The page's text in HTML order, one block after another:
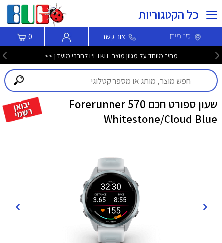
כל הקטגוריות
סניפים צור קשר 0
מחיר מיוחד על מגוון מוצרי PETKIT לחברי מועדון >>
שעון ספורט חכם Forerunner 570
Whitestone/Cloud Blue